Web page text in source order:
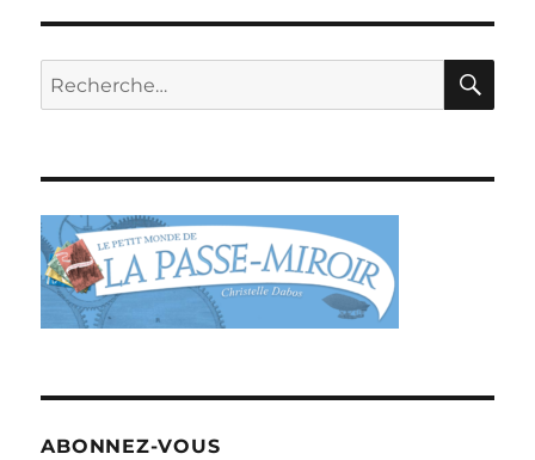
Recherche
pour :
ABONNEZ-VOUS